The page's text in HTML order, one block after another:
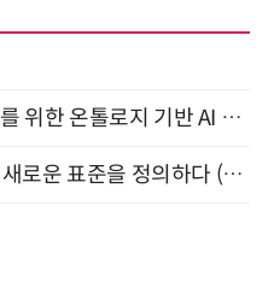
모든 업무 담당자(비개발자)를 위한 온톨로지 기반 AI 지식체계 설계 1-day 워크숍 8월 20일 개최
차세대 AICC, 고객 서비스의 새로운 표준을 정의하다 (9/9)